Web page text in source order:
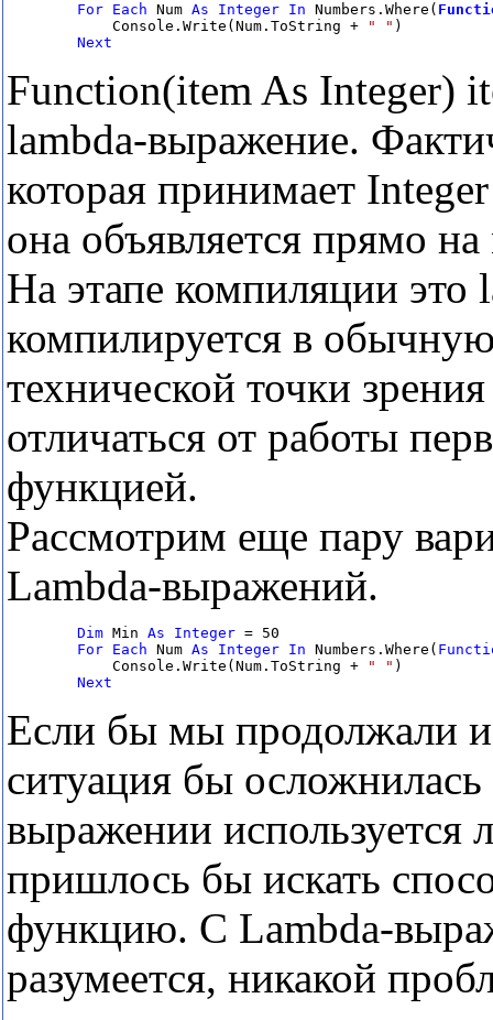
For Each Num As Integer In Numbers.Where(
            Console.Write(Num.ToString +
" " )
Next
Function(item As Integer)
lambda-выражение.
которая принимает
она объявляется прямо
На этапе компиляции это
компилируется в
технической точки
отличаться от работы
функцией.
Рассмотрим еще пару
Lambda-выражений.
Dim Min As Integer = 50
For Each Num As Integer In Numbers.Where(
            Console.Write(Num.ToString +
" " )
Next
Если бы мы продолжали
ситуация бы осложнилась
выражении используется
пришлось бы искать
функцию. С Lambda-
разумеется, никакой